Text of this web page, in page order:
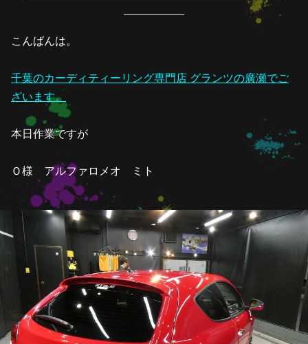
こんばんは。
千葉のカーディティーリング専門店 グランツの廣瀬でご
ざいます。
本日作業ですが
Ｏ様 アルファロメオ ミト